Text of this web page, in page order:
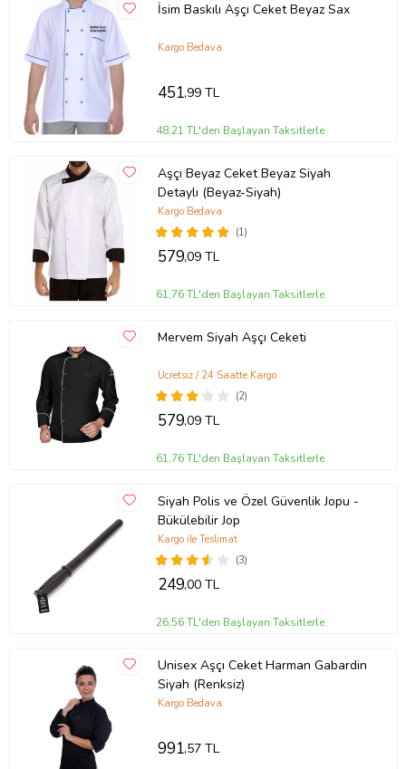
İsim Baskılı Aşçı Ceket Beyaz Sax
Kargo Bedava
451,99 TL
48,21 TL'den Başlayan Taksitlerle
Aşçı Beyaz Ceket Beyaz Siyah
Detaylı (Beyaz-Siyah)
(1)
Kargo Bedava
579,09 TL
61,76 TL'den Başlayan Taksitlerle
Mervem Siyah Aşçı Ceketi
(2)
Ücretsiz / 24 Saatte Kargo
579,09 TL
61,76 TL'den Başlayan Taksitlerle
Siyah Polis ve Özel Güvenlik Jopu -
Bükülebilir Jop
(3)
Kargo ile Teslimat
249,00 TL
26,56 TL'den Başlayan Taksitlerle
Unisex Aşçı Ceket Harman Gabardin
Siyah (Renksiz)
Kargo Bedava
991,57 TL